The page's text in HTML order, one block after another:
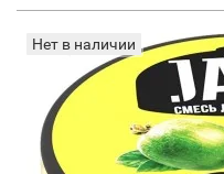
Нет в наличии